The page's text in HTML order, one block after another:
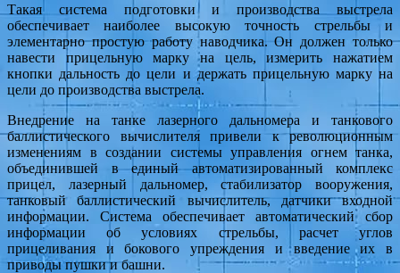
Такая система подготовки и производства выстрела
обеспечивает наиболее высокую точность стрельбы и
элементарно простую работу наводчика. Он должен только
навести прицельную марку на цель, измерить нажатием
кнопки дальность до цели и держать прицельную марку на
цели до производства выстрела.
Внедрение на танке лазерного дальномера и танкового
баллистического вычислителя привели к революционным
изменениям в создании системы управления огнем танка,
объединившей в единый автоматизированный комплекс
прицел, лазерный дальномер, стабилизатор вооружения,
танковый баллистический вычислитель, датчики входной
информации. Система обеспечивает автоматический сбор
информации об условиях стрельбы, расчет углов
прицеливания и бокового упреждения и введение их в
приводы пушки и башни.